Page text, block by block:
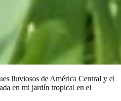
lluviosos de América Central y el
en mi jardín tropical en el